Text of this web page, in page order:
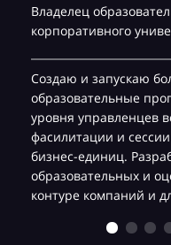
Владелец
корпоративного
Создаю и запускаю
образовательные
уровня управленцев
фасилитации и
бизнес-единиц.
образовательных и
контуре компаний и